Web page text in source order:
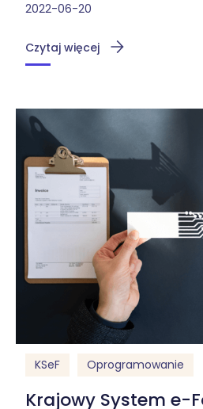
2022-06-20
Czytaj więcej
KSeF Oprogramowanie
Krajowy System e-